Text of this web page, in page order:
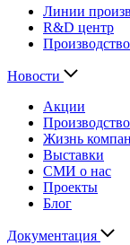
Линии
R&D центр
Новости
Акции
Производство
Жизнь
Выставки
СМИ о нас
Проекты
Блог
Документация